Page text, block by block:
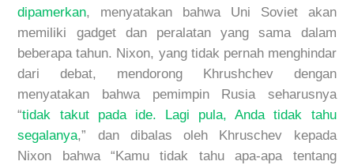
dipamerkan, menyatakan bahwa Uni Soviet akan
memiliki gadget dan peralatan yang sama dalam
beberapa tahun. Nixon, yang tidak pernah menghindar
dari debat, mendorong Khrushchev dengan
menyatakan bahwa pemimpin Rusia seharusnya
“tidak takut pada ide. Lagi pula, Anda tidak tahu
segalanya,” dan dibalas oleh Khruschev kepada
Nixon bahwa “Kamu tidak tahu apa-apa tentang